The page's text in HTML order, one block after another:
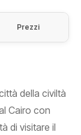
Prezzi
della civiltà
Cairo con
di visitare il